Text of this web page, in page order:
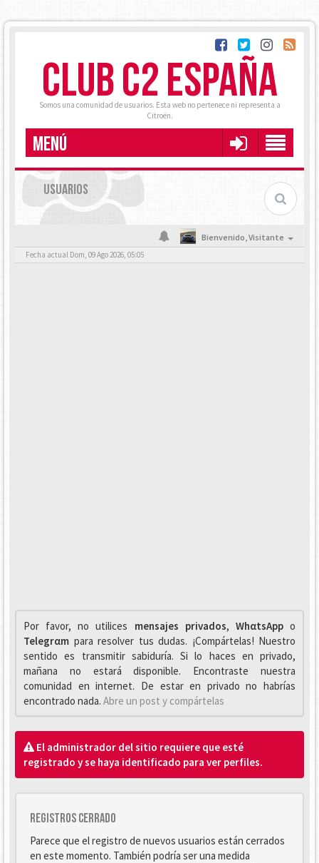
CLUB C2 ESPAÑA
Somos una comunidad de usuarios. Esta web no pertenece ni representa a
Citroën.
MENÚ
USUARIOS
Bienvenido,Visitante
Fecha actual Dom, 09 Ago 2026, 05:05
Por favor, no utilices mensajes privados, WhαtsAppo
Telegrαm para resolver tus dudas. ¡Compártelas! Nuestro
sentido es transmitir sabiduría. Si lo haces en privado,
mañana no estará disponible. Encontraste nuestra
comunidad en internet. De estar en privado no habrías
encontrado nada. Abre un post y compártelas
El administrador del sitio requiere que esté
registrado y se haya identificado para ver perfiles.
Registros cerrado
Parece que el registro de nuevos usuarios están cerrados
en este momento. También podría ser una medida